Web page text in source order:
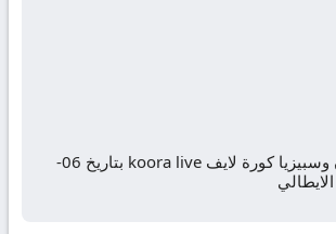
نتيجة مباراة ميلان وسبيزيا كورة لايف koora live بتاريخ 06-